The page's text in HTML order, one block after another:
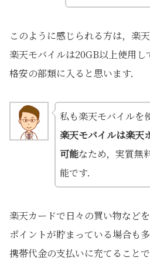
このように感じられる方は，楽
楽天モバイルは20GB以上使用し
格安の部類に入ると思います．
私も楽天モバイルを
楽天モバイルは楽天
可能なため，実質無
能です．
楽天カードで日々の買い物など
ポイントが貯まっている場合も
携帯代金の支払いに充てること